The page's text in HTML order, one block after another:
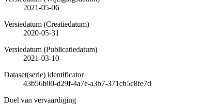
2021-05-06
Versiedatum (Creatiedatum)
2020-05-31
Versiedatum (Publicatiedatum)
2021-03-10
Dataset(serie) identificator
43b56b00-d29f-4a7e-a3b7-371cb5c8fe7d
Doel van vervaardiging